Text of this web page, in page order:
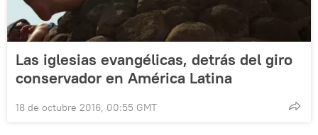
Las iglesias evangélicas, detrás del giro
conservador en América Latina
18 de octubre 2016, 00:55 GMT